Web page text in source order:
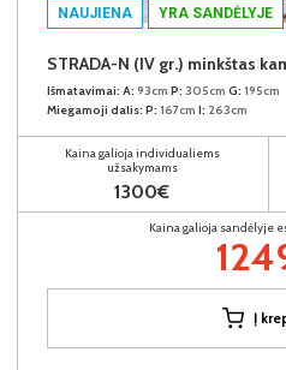
NAUJIENA YRA SANDĖLYJE
Išmatavimai: A: 93cm P: 305cm G: 195cm
Miegamoji dalis: P: 167cm I: 263cm
Kaina galioja individualiems
užsakymams
1300€
Kaina galioja sandėlyje
Į